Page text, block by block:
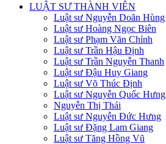
LUẬT SƯ THÀNH VIÊN
Luật sư Nguyễn Doãn Hùng
Luật sư Hoàng Ngọc Biên
Luật sư Phạm Văn Chỉnh
Luật sư Trần Hậu Định
Luật sư Trần Nguyễn Thanh
Luật sư Đậu Huy Giang
Luật sư Võ Thúc Định
Luật sư Nguyễn Quốc Hưng
Nguyễn Thị Thái
Luật sư Nguyễn Đức Hưng
Luật sư Đặng Lam Giang
Luật sư Tăng Hồng Vũ